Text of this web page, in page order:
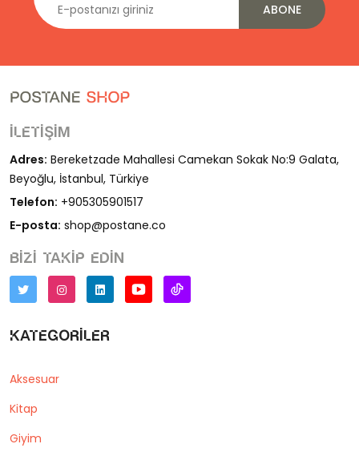
ABONE
İletişim
Adres: Bereketzade Mahallesi Camekan Sokak No:9 Galata,
Beyoğlu, İstanbul, Türkiye
Telefon: +905305901517
E-posta: shop@postane.co
Bizi takip edin
Kategoriler
Aksesuar
Kitap
Giyim